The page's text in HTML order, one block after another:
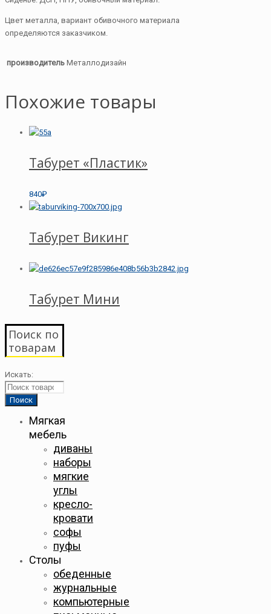
Цвет металла, вариант обивочного материала
определяются заказчиком.
производитель Металлодизайн
Похожие товары
Табурет «Пластик»
840₽
Табурет Викинг
Табурет Мини
Поиск по
товарам
Искать:
Мягкая
мебель
диваны
наборы
мягкие
углы
кресло-
кровати
софы
пуфы
Столы
обеденные
журнальные
компьютерные